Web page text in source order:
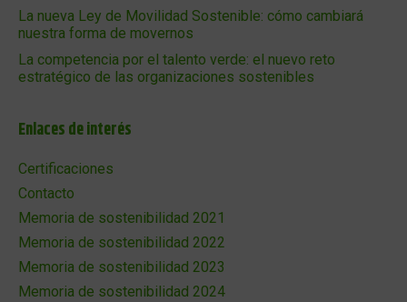
La nueva Ley de Movilidad Sostenible: cómo cambiará
nuestra forma de movernos
La competencia por el talento verde: el nuevo reto
estratégico de las organizaciones sostenibles
Enlaces de interés
Certificaciones
Contacto
Memoria de sostenibilidad 2021
Memoria de sostenibilidad 2022
Memoria de sostenibilidad 2023
Memoria de sostenibilidad 2024